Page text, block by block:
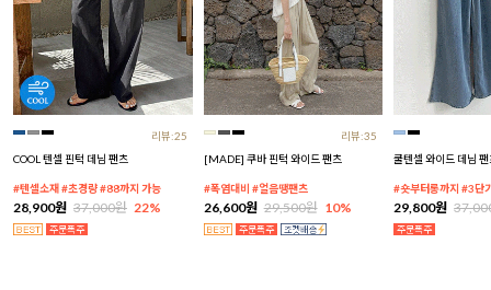
리뷰:25
COOL 텐셀 핀턱 데님 팬츠
#텐셀소재 #초경량 #88까지 가능
28,900원 37,000원 22%
리뷰:35
[MADE] 쿠바 핀턱 와이드 팬츠
#폭염대비 #얼음땡팬츠
26,600원 29,500원 10%
쿨텐셀 와이드 데님 팬
#숏부터롱까지 #3단
29,800원